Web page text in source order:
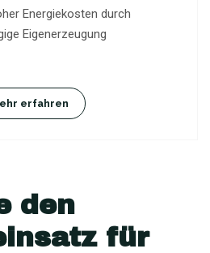
Energiekosten durch
Eigenerzeugung
erfahren
den
für